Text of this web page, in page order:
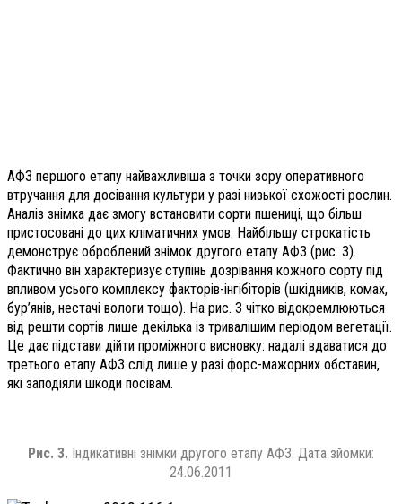
АФЗ першого етапу найважливіша з точки зору оперативного
втручання для досівання культури у разі низької схожості рослин.
Аналіз знімка дає змогу встановити сорти пшениці, що більш
пристосовані до цих кліматичних умов. Найбільшу строкатість
демонструє оброблений знімок другого етапу АФЗ (рис. 3).
Фактично він характеризує ступінь дозрівання кожного сорту під
впливом усього комплексу факторів-інгібіторів (шкідників, комах,
бур’янів, нестачі вологи тощо). На рис. 3 чітко відокремлюються
від решти сортів лише декілька із тривалішим періодом вегетації.
Це дає підстави дійти проміжного висновку: надалі вдаватися до
третього етапу АФЗ слід лише у разі форс-мажорних обставин,
які заподіяли шкоди посівам.
Рис. 3. Індикативні знімки другого етапу АФЗ. Дата зйомки:
24.06.2011